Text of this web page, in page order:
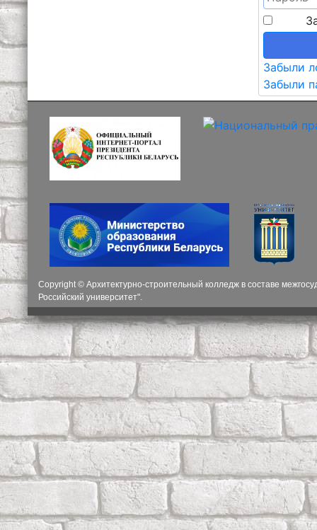
Забыли
Забыли
Copyright © Архитектурно-строительный колледж в составе
Российский университет".